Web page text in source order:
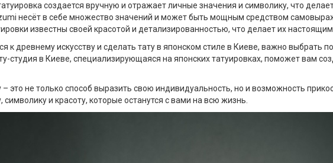
создается вручную и отражает личные значения и символику, что
несёт в себе множество значений и может быть мощным средством
известны своей красотой и детализированностью, что делает их
к древнему искусству и сделать тату в японском стиле в Киеве, важно
студия в Киеве, специализирующаяся на японских татуировках, поможет вам
это не только способ выразить свою индивидуальность, но и возможность
символику и красоту, которые останутся с вами на всю жизнь.